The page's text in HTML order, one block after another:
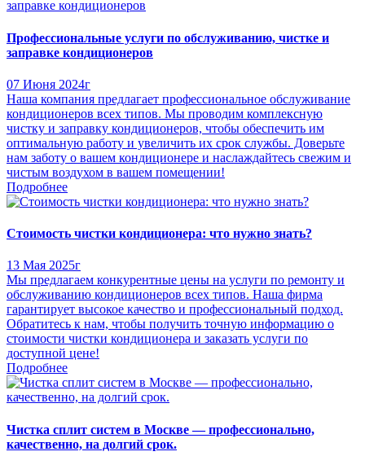
Профессиональные услуги по обслуживанию, чистке и
заправке кондиционеров
07 Июня 2024г
Наша компания предлагает профессиональное обслуживание
кондиционеров всех типов. Мы проводим комплексную
чистку и заправку кондиционеров, чтобы обеспечить им
оптимальную работу и увеличить их срок службы. Доверьте
нам заботу о вашем кондиционере и наслаждайтесь свежим и
чистым воздухом в вашем помещении!
Подробнее
Стоимость чистки кондиционера: что нужно знать?
13 Мая 2025г
Мы предлагаем конкурентные цены на услуги по ремонту и
обслуживанию кондиционеров всех типов. Наша фирма
гарантирует высокое качество и профессиональный подход.
Обратитесь к нам, чтобы получить точную информацию о
стоимости чистки кондиционера и заказать услуги по
доступной цене!
Подробнее
Чистка сплит систем в Москве — профессионально,
качественно, на долгий срок.